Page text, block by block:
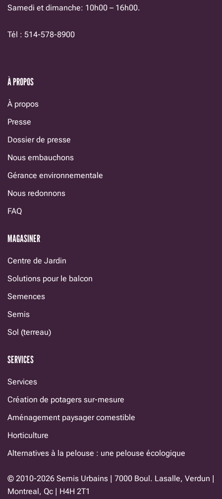
Samedi et dimanche: 10h00 – 16h00.
Tél : 514-578-8900
À PROPOS
À propos
Presse
Dossier de presse
Nous embauchons
Gérance environnementale
Nous redonnons
FAQ
MAGASINER
Centre de Jardin
Solutions pour le balcon
Semences
Semis
Sol (terreau)
SERVICES
Services
Création de potagers sur-mesure
Aménagement paysager comestible
Horticulture
Alternatives à la pelouse : une pelouse écologique
© 2010-2026 Semis Urbains | 7000 Boul. Lasalle, Verdun |
Montreal, Qc | H4H 2T1